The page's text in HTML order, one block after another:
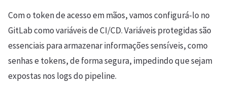
Com o token de acesso em mãos, vamos configurá-lo no
GitLab como variáveis de CI/CD. Variáveis protegidas são
essenciais para armazenar informações sensíveis, como
senhas e tokens, de forma segura, impedindo que sejam
expostas nos logs do pipeline.